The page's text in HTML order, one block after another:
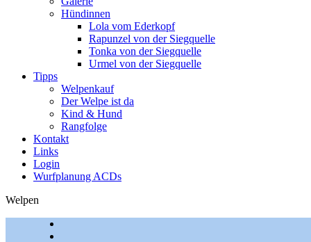
Hündinnen
Lola vom Ederkopf
Rapunzel von der Siegquelle
Tonka von der Siegquelle
Urmel von der Siegquelle
Tipps
Welpenkauf
Der Welpe ist da
Kind & Hund
Rangfolge
Kontakt
Links
Login
Wurfplanung ACDs
Welpen